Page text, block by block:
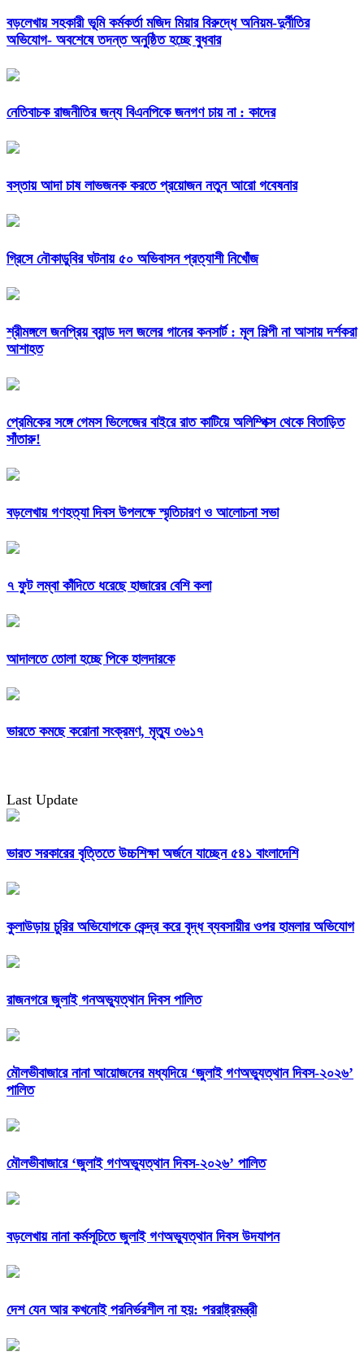
বড়লেখায় সহকারী ভূমি কর্মকর্তা মজিদ মিয়ার বিরুদ্ধে অনিয়ম-দুর্নীতির
অভিযোগ- অবশেষে তদন্ত অনুষ্ঠিত হচ্ছে বুধবার
নেতিবাচক রাজনীতির জন্য বিএনপিকে জনগণ চায় না : কাদের
বস্তায় আদা চাষ লাভজনক করতে প্রয়োজন নতুন আরো গবেষনার
গ্রিসে নৌকাডুবির ঘটনায় ৫০ অভিবাসন প্রত্যাশী নিখোঁজ
শ্রীমঙ্গলে জনপ্রিয় ব্যান্ড দল জলের গানের কনসার্ট : মূল শিল্পী না আসায় দর্শকরা
আশাহত
প্রেমিকের সঙ্গে গেমস ভিলেজের বাইরে রাত কাটিয়ে অলিম্পিক্স থেকে বিতাড়িত
সাঁতারু!
বড়লেখায় গণহত্যা দিবস উপলক্ষে স্মৃতিচারণ ও আলোচনা সভা
৭ ফুট লম্বা কাঁদিতে ধরেছে হাজারের বেশি কলা
আদালতে তোলা হচ্ছে পিকে হালদারকে
ভারতে কমছে করোনা সংক্রমণ, মৃত্যু ৩৬১৭
Last Update
ভারত সরকারের বৃত্তিতে উচ্চশিক্ষা অর্জনে যাচ্ছেন ৫৪১ বাংলাদেশি
কুলাউড়ায় চুরির অভিযোগকে কেন্দ্র করে বৃদ্ধ ব্যবসায়ীর ওপর হামলার অভিযোগ
রাজনগরে জুলাই গনঅভ্যুত্থান দিবস পালিত
মৌলভীবাজারে নানা আয়োজনের মধ্যদিয়ে ‘জুলাই গণঅভ্যুত্থান দিবস-২০২৬’
পালিত
মৌলভীবাজারে ‘জুলাই গণঅভ্যুত্থান দিবস-২০২৬’ পালিত
বড়লেখায় নানা কর্মসূচিতে জুলাই গণঅভ্যুত্থান দিবস উদযাপন
দেশ যেন আর কখনোই পরনির্ভরশীল না হয়: পররাষ্ট্রমন্ত্রী